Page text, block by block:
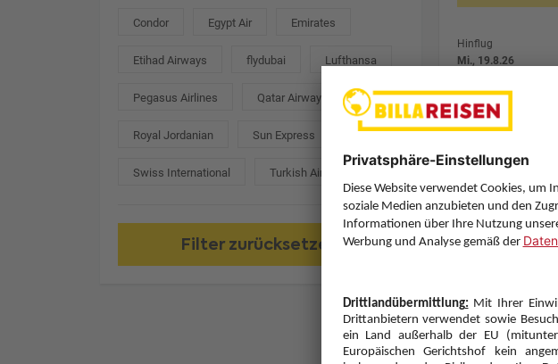
Condor Egypt Air Emirates
Etihad Airways flydubai Lufthansa
Pegasus Airlines Qatar Airways
Royal Jordanian Sun Express
Swiss International Turkish Airlines
Filter zurücksetzen
Hinflug
Mi., 19.8.26
1 Stopp
Pegasus Airlines
Zimmer 1 (2
Zimmerpreis ab €
Superior Room